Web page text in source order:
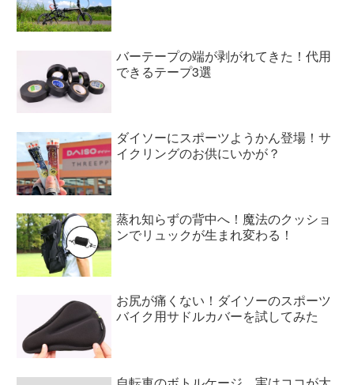
バーテープの端が剥がれてきた！代用
できるテープ3選
ダイソーにスポーツようかん登場！サ
イクリングのお供にいかが？
蒸れ知らずの背中へ！魔法のクッショ
ンでリュックが生まれ変わる！
お尻が痛くない！ダイソーのスポーツ
バイク用サドルカバーを試してみた